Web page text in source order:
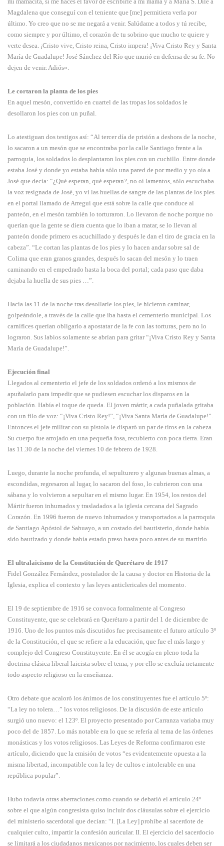
Magdalena que conseguí con el teniente que [me] permitiera verla por
último. Yo creo que no se me negará a venir. Salúdame a todos y tú recibe,
como siempre y por último, el corazón de tu sobrino que mucho te quiere y
verte desea. ¡Cristo vive, Cristo reina, Cristo impera! ¡Viva Cristo Rey y Santa
María de Guadalupe! José Sánchez del Río que murió en defensa de su fe. No
dejen de venir. Adiós».
Le cortaron la planta de los pies
En aquel mesón, convertido en cuartel de las tropas los soldados le
desollaron los pies con un puñal.
Lo atestiguan dos testigos así: “Al tercer día de prisión a deshora de la noche,
lo sacaron a un mesón que se encontraba por la calle Santiago frente a la
parroquia, los soldados lo desplantaron los pies con un cuchillo. Entre donde
estaba José y donde yo estaba había sólo una pared de por medio y yo oía a
José que decía: “¿Qué esperan, qué esperan?, no oí lamentos, sólo escuchaba
la voz resignada de José, yo vi las huellas de sangre de las plantas de los pies
en el portal llamado de Arregui que está sobre la calle que conduce al
panteón, en el mesón también lo torturaron. Lo llevaron de noche porque no
querían que la gente se diera cuenta que lo iban a matar, se lo llevan al
panteón donde primero es acuchillado y después le dan el tiro de gracia en la
cabeza”. “Le cortan las plantas de los pies y lo hacen andar sobre sal de
Colima que eran granos grandes, después lo sacan del mesón y lo traen
caminando en el empedrado hasta la boca del portal; cada paso que daba
dejaba la huella de sus pies …”.
Hacia las 11 de la noche tras desollarle los pies, le hicieron caminar,
golpeándole, a través de la calle que iba hasta el cementerio municipal. Los
carnífices querían obligarlo a apostatar de la fe con las torturas, pero no lo
lograron. Sus labios solamente se abrían para gritar “¡Viva Cristo Rey y Santa
María de Guadalupe!”.
Ejecución final
Llegados al cementerio el jefe de los soldados ordenó a los mismos de
apuñalarlo para impedir que se pudiesen escuchar los disparos en la
población. Había el toque de queda. El joven mártir, a cada puñalada gritaba
con un filo de voz: “¡Viva Cristo Rey!”, “¡Viva Santa María de Guadalupe!”.
Entonces el jefe militar con su pistola le disparó un par de tiros en la cabeza.
Su cuerpo fue arrojado en una pequeña fosa, recubierto con poca tierra. Eran
las 11.30 de la noche del viernes 10 de febrero de 1928.
Luego, durante la noche profunda, el sepulturero y algunas buenas almas, a
escondidas, regresaron al lugar, lo sacaron del foso, lo cubrieron con una
sábana y lo volvieron a sepultar en el mismo lugar. En 1954, los restos del
Mártir fueron inhumados y trasladados a la iglesia cercana del Sagrado
Corazón. En 1996 fueron de nuevo inhumados y transportados a la parroquia
de Santiago Apóstol de Sahuayo, a un costado del bautisterio, donde había
sido bautizado y donde había estado preso hasta poco antes de su martirio.
El ultralaicismo de la Constitución de Querétaro de 1917
Fidel González Fernández, postulador de la causa y doctor en Historia de la
Iglesia, explica el contexto y las leyes anticlericales del momento.
El 19 de septiembre de 1916 se convoca formalmente al Congreso
Constituyente, que se celebrará en Querétaro a partir del 1 de diciembre de
1916. Uno de los puntos más discutidos fue precisamente el futuro artículo 3º
de la Constitución, el que se refiere a la educación, que fue el más largo y
complejo del Congreso Constituyente. En él se acogía en pleno toda la
doctrina clásica liberal laicista sobre el tema, y por ello se excluía netamente
todo aspecto religioso en la enseñanza.
Otro debate que acaloró los ánimos de los constituyentes fue el artículo 5º:
“La ley no tolera…” los votos religiosos. De la discusión de este artículo
surgió uno nuevo: el 123º. El proyecto presentado por Carranza variaba muy
poco del de 1857. Lo más notable era lo que se refería al tema de las órdenes
monásticas y los votos religiosos. Las Leyes de Reforma confirmaron este
artículo, diciendo que la emisión de votos “es evidentemente opuesta a la
misma libertad, incompatible con la ley de cultos e intolerable en una
república popular”.
Hubo todavía otras aberraciones como cuando se debatió el artículo 24º
sobre el que algún congresista quiso incluir dos cláusulas sobre el ejercicio
del ministerio sacerdotal que decían: “I. [La Ley] prohíbe al sacerdote de
cualquier culto, impartir la confesión auricular. II. El ejercicio del sacerdocio
se limitará a los ciudadanos mexicanos por nacimiento, los cuales deben ser